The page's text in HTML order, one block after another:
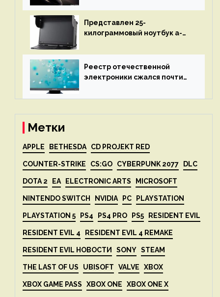
представят 18 апреля
Представлен 25-
килограммовый ноутбук a-
до 3 Тбайт DDR5 и шесть
дисплеев
Реестр отечественной
электроники сжался почти
Метки
APPLE BETHESDA CD PROJEKT RED
COUNTER-STRIKE CS:GO CYBERPUNK 2077 DLC
DOTA 2 EA ELECTRONIC ARTS MICROSOFT
NINTENDO SWITCH NVIDIA PC PLAYSTATION
PLAYSTATION 5 PS4 PS4 PRO PS5 RESIDENT EVIL
RESIDENT EVIL 4 RESIDENT EVIL 4 REMAKE
RESIDENT EVIL НОВОСТИ SONY STEAM
THE LAST OF US UBISOFT VALVE XBOX
XBOX GAME PASS XBOX ONE XBOX ONE X